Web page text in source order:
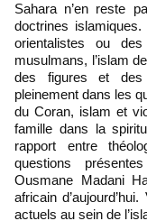
Sahara n’en reste
doctrines
orientalistes ou
musulmans, l’islam
des figures et des
pleinement dans les
du Coran, islam et
famille dans la
rapport entre
questions
Ousmane Madani
africain
actuels au sein de